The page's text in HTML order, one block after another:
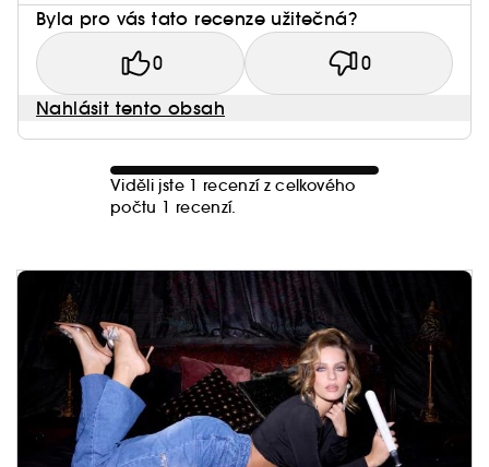
Byla pro vás tato recenze užitečná?
0 0
Nahlásit tento obsah
Viděli jste 1 recenzí z celkového
počtu 1 recenzí.